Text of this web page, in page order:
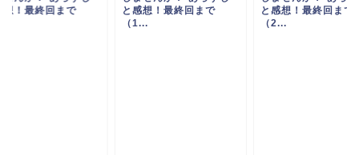
想！最終回まで
と感想！最終回まで
（2...
と感想！最終回まで
（3...